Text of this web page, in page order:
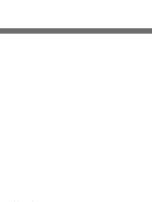
en
en LinkedIn
en